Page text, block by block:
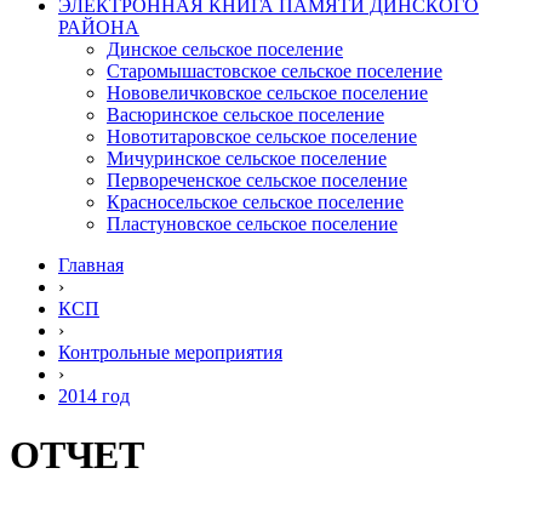
ЭЛЕКТРОННАЯ КНИГА ПАМЯТИ ДИНСКОГО
РАЙОНА
Динское сельское поселение
Старомышастовское сельское поселение
Нововеличковское сельское поселение
Васюринское сельское поселение
Новотитаровское сельское поселение
Мичуринское сельское поселение
Первореченское сельское поселение
Красносельское сельское поселение
Пластуновское сельское поселение
Главная
›
КСП
›
Контрольные мероприятия
›
2014 год
ОТЧЕТ